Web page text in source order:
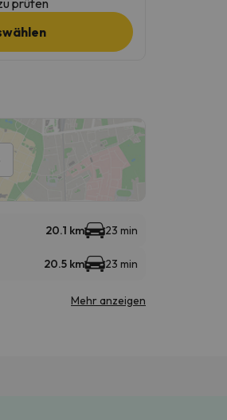
20.1 km 23 min
20.5 km 23 min
Mehr anzeigen